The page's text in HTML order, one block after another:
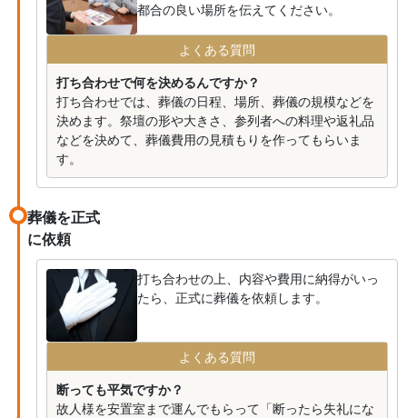
都合の良い場所を伝えてください。
よくある質問
打ち合わせで何を決めるんですか？
打ち合わせでは、葬儀の日程、場所、葬儀の規模などを
決めます。祭壇の形や大きさ、参列者への料理や返礼品
などを決めて、葬儀費用の見積もりを作ってもらいま
す。
葬儀を正式
に依頼
打ち合わせの上、内容や費用に納得がいっ
たら、正式に葬儀を依頼します。
よくある質問
断っても平気ですか？
故人様を安置室まで運んでもらって「断ったら失礼にな